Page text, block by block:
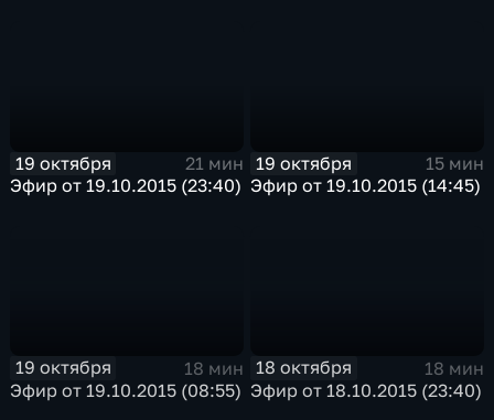
19 октября
21 мин
Эфир от 19.10.2015 (23:40)
19 октября
15 мин
Эфир от 19.10.2015 (14:45)
19 октября
18 мин
Эфир от 19.10.2015 (08:55)
18 октября
18 мин
Эфир от 18.10.2015 (23:40)